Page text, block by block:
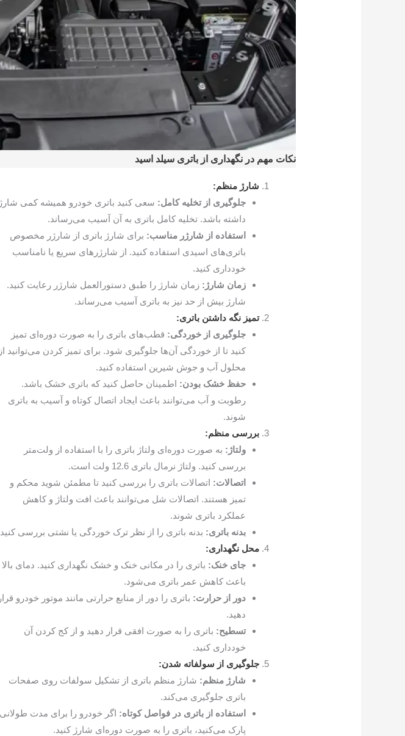
نکات مهم در نگهداری از باتری سیلد اسید
شارژ منظم:
جلوگیری از تخلیه کامل: سعی کنید باتری خودرو همیشه کمی شارژ
داشته باشد. تخلیه کامل باتری به آن آسیب می‌رساند.
استفاده از شارژر مناسب: برای شارژ باتری از شارژر مخصوص
باتری‌های اسیدی استفاده کنید. از شارژرهای سریع یا نامناسب
خودداری کنید.
زمان شارژ: زمان شارژ را طبق دستورالعمل شارژر رعایت کنید.
شارژ بیش از حد نیز به باتری آسیب می‌رساند.
تمیز نگه داشتن باتری:
جلوگیری از خوردگی: قطب‌های باتری را به صورت دوره‌ای تمیز
کنید تا از خوردگی آن‌ها جلوگیری شود. برای تمیز کردن می‌توانید از
محلول آب و جوش شیرین استفاده کنید.
حفظ خشک بودن: اطمینان حاصل کنید که باتری خشک باشد.
رطوبت و آب می‌توانند باعث ایجاد اتصال کوتاه و آسیب به باتری
شوند.
بررسی منظم:
ولتاژ: به صورت دوره‌ای ولتاژ باتری را با استفاده از ولت‌متر
بررسی کنید. ولتاژ نرمال باتری 12.6 ولت است.
اتصالات: اتصالات باتری را بررسی کنید تا مطمئن شوید محکم و
تمیز هستند. اتصالات شل می‌توانند باعث افت ولتاژ و کاهش
عملکرد باتری شوند.
بدنه باتری: بدنه باتری را از نظر ترک خوردگی یا نشتی بررسی
محل نگهداری:
جای خنک: باتری را در مکانی خنک و خشک نگهداری کنید. دمای بالا
باعث کاهش عمر باتری می‌شود.
دور از حرارت: باتری را دور از منابع حرارتی مانند موتور خودرو قرار
دهید.
تسطیح: باتری را به صورت افقی قرار دهید و از کج کردن آن
خودداری کنید.
جلوگیری از سولفاته شدن:
شارژ منظم: شارژ منظم باتری از تشکیل سولفات روی صفحات
باتری جلوگیری می‌کند.
استفاده از باتری در فواصل کوتاه: اگر خودرو را برای مدت طولانی
پارک می‌کنید، باتری را به صورت دوره‌ای شارژ کنید.